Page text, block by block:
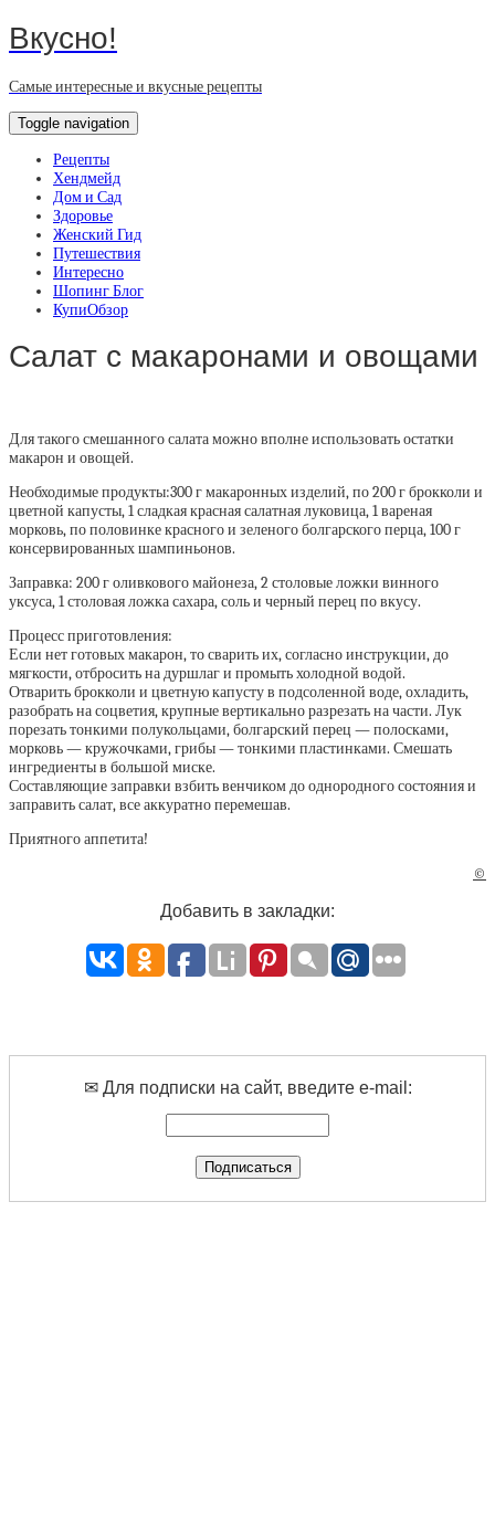
Вкусно!
Самые интересные и вкусные рецепты
Toggle navigation
Рецепты
Хендмейд
Дом и Сад
Здоровье
Женский Гид
Путешествия
Интересно
Шопинг Блог
КупиОбзор
Салат с макаронами и овощами
Для такого смешанного салата можно вполне использовать остатки
макарон и овощей.
Необходимые продукты:300 г макаронных изделий, по 200 г брокколи и
цветной капусты, 1 сладкая красная салатная луковица, 1 вареная
морковь, по половинке красного и зеленого болгарского перца, 100 г
консервированных шампиньонов.
Заправка: 200 г оливкового майонеза, 2 столовые ложки винного
уксуса, 1 столовая ложка сахара, соль и черный перец по вкусу.
Процесс приготовления:
Если нет готовых макарон, то сварить их, согласно инструкции, до
мягкости, отбросить на дуршлаг и промыть холодной водой.
Отварить брокколи и цветную капусту в подсоленной воде, охладить,
разобрать на соцветия, крупные вертикально разрезать на части. Лук
порезать тонкими полукольцами, болгарский перец — полосками,
морковь — кружочками, грибы — тонкими пластинками. Смешать
ингредиенты в большой миске.
Составляющие заправки взбить венчиком до однородного состояния и
заправить салат, все аккуратно перемешав.
Приятного аппетита!
©
Добавить в закладки:
✉ Для подписки на сайт, введите e-mail: